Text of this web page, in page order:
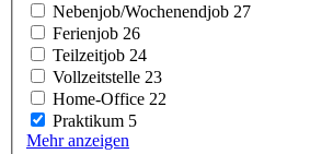
Nebenjob/Wochenendjob 27
Ferienjob 26
Teilzeitjob 24
Vollzeitstelle 23
Home-Office 22
Praktikum 5
Mehr anzeigen